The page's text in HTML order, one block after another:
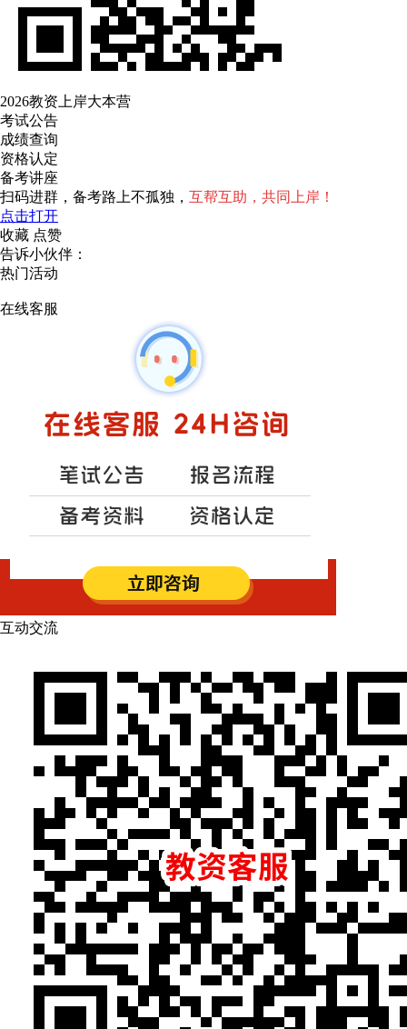
2026教资上岸大本营
考试公告
成绩查询
资格认定
备考讲座
扫码进群，备考路上不孤独， 互帮互助，共同上岸！
点击打开
收藏 点赞
告诉小伙伴：
热门活动
在线客服
互动交流